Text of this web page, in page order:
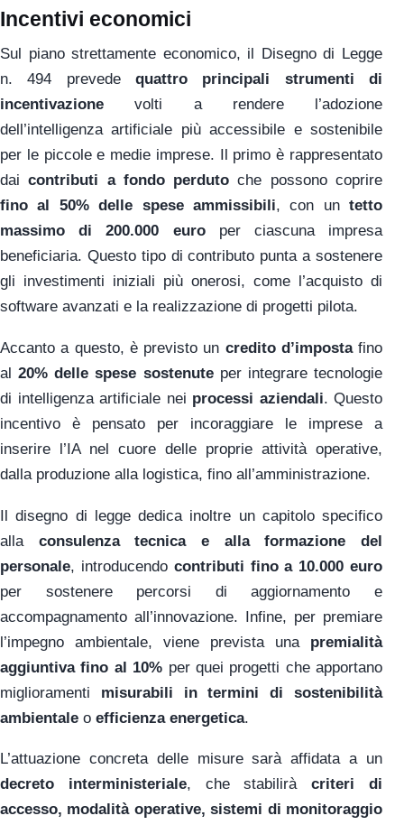
Incentivi economici
Sul piano strettamente economico, il Disegno di Legge
n. 494 prevede quattro principali strumenti di
incentivazione volti a rendere l’adozione
dell’intelligenza artificiale più accessibile e sostenibile
per le piccole e medie imprese. Il primo è rappresentato
daicontributi a fondo perduto che possono coprire
fino al 50% delle spese ammissibili, con un tetto
massimo di 200.000 europer ciascuna impresa
beneficiaria. Questo tipo di contributo punta a sostenere
gli investimenti iniziali più onerosi, come l’acquisto di
software avanzati e la realizzazione di progetti pilota.
Accanto a questo, è previsto un credito d’impostafino
al20% delle spese sostenuteper integrare tecnologie
di intelligenza artificiale nei processi aziendali. Questo
incentivo è pensato per incoraggiare le imprese a
inserire l’IA nel cuore delle proprie attività operative,
dalla produzione alla logistica, fino all’amministrazione.
Il disegno di legge dedica inoltre un capitolo specifico
alla consulenza tecnica e alla formazione del
personale, introducendo contributi fino a 10.000 euro
per sostenere percorsi di aggiornamento e
accompagnamento all’innovazione. Infine, per premiare
l’impegno ambientale, viene prevista una premialità
aggiuntiva fino al 10% per quei progetti che apportano
miglioramenti misurabili in termini di sostenibilità
ambientale o efficienza energetica.
L’attuazione concreta delle misure sarà affidata a un
decreto interministeriale, che stabiliràcriteri di
accesso, modalità operative, sistemi di monitoraggio